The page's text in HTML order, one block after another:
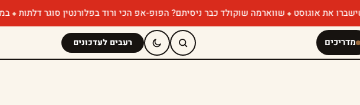
שווארמה שוקולד כבר ניסיתם? הפופ-אפ הכי ורוד בפלורנטין סוגר דלתות במבה מאנצ'
מדריכים רעבים לעדכונים